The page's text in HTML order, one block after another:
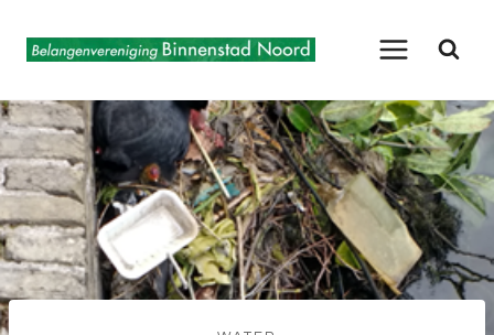
naar